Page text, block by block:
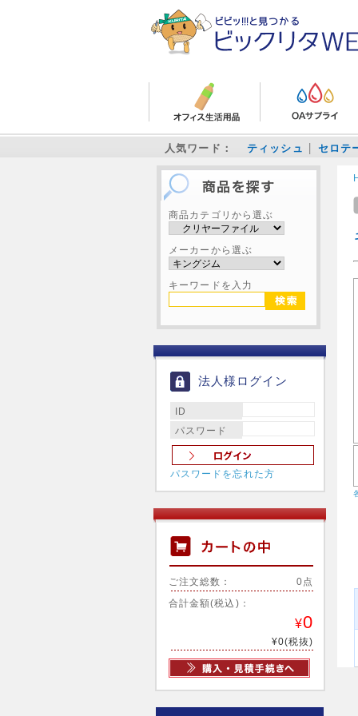
人気ワード： ティッシュ セロテ
商品カテゴリから選ぶ
メーカーから選ぶ
キーワードを入力
法人様ログイン
ID
パスワード
パスワードを忘れた方
ご注文総数： 0点
合計金額(税込)：
¥0
¥0(税抜)